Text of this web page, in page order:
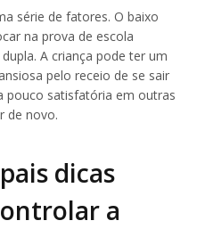
série de fatores. O baixo
na prova de escola
A criança pode ter um
pelo receio de se sair
pouco satisfatória em outras
de novo.
dicas
a